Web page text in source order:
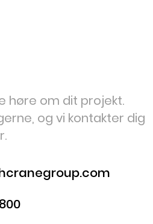
høre om dit projekt.
og vi kontakter dig